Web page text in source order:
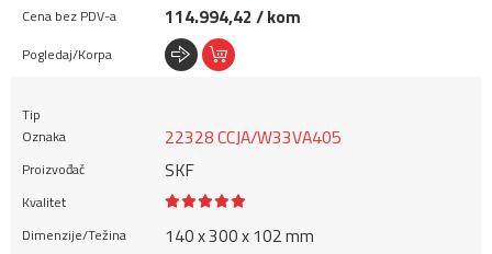
114.994,42 / kom
22328 CCJA/W33VA405
SKF
140 x 300 x 102 mm